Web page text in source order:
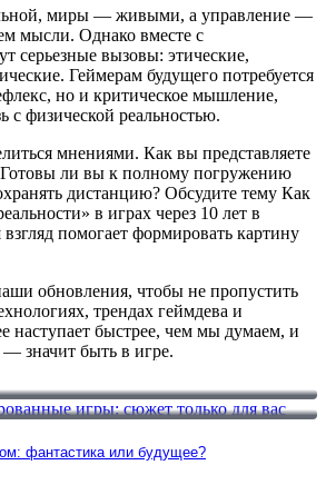
миры — живыми, а управление —
мысли. Однако вместе с
серьезные вызовы: этические,
Геймерам будущего потребуется
но и критическое мышление,
с физической реальностью.
мнениями. Как вы представляете
Готовы ли вы к полному погружению
дистанцию? Обсудите тему Как
в играх через 10 лет в
помогает формировать картину
обновления, чтобы не пропустить
трендах геймдева и
наступает быстрее, чем мы думаем, и
значит быть в игре.
фантастика или будущее?
игры: сюжет только для вас
фантастика или будущее?